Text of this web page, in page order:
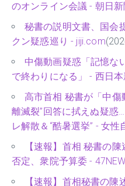
のオンライン会議 - 朝日新
秘書の説明文書、国会
クン疑惑巡り - jiji.com
中傷動画疑惑「記憶な
で終わりになる」 - 西日
高市首相 秘書が「中傷
離滅裂”回答に拭えぬ疑惑
レ解散＆“酷暑選挙” - 女性
【速報】首相 秘書の
否定、衆院予算委 -
【速報】首相秘書の